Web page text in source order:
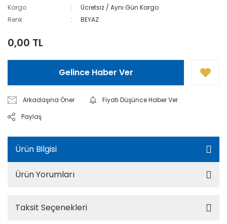
Kargo
Ücretsiz / Aynı Gün Kargo
Renk
BEYAZ
0,00 TL
Gelince Haber Ver
Arkadaşına Öner
Fiyatı Düşünce Haber Ver
Paylaş
Ürün Bilgisi
Ürün Yorumları
Taksit Seçenekleri